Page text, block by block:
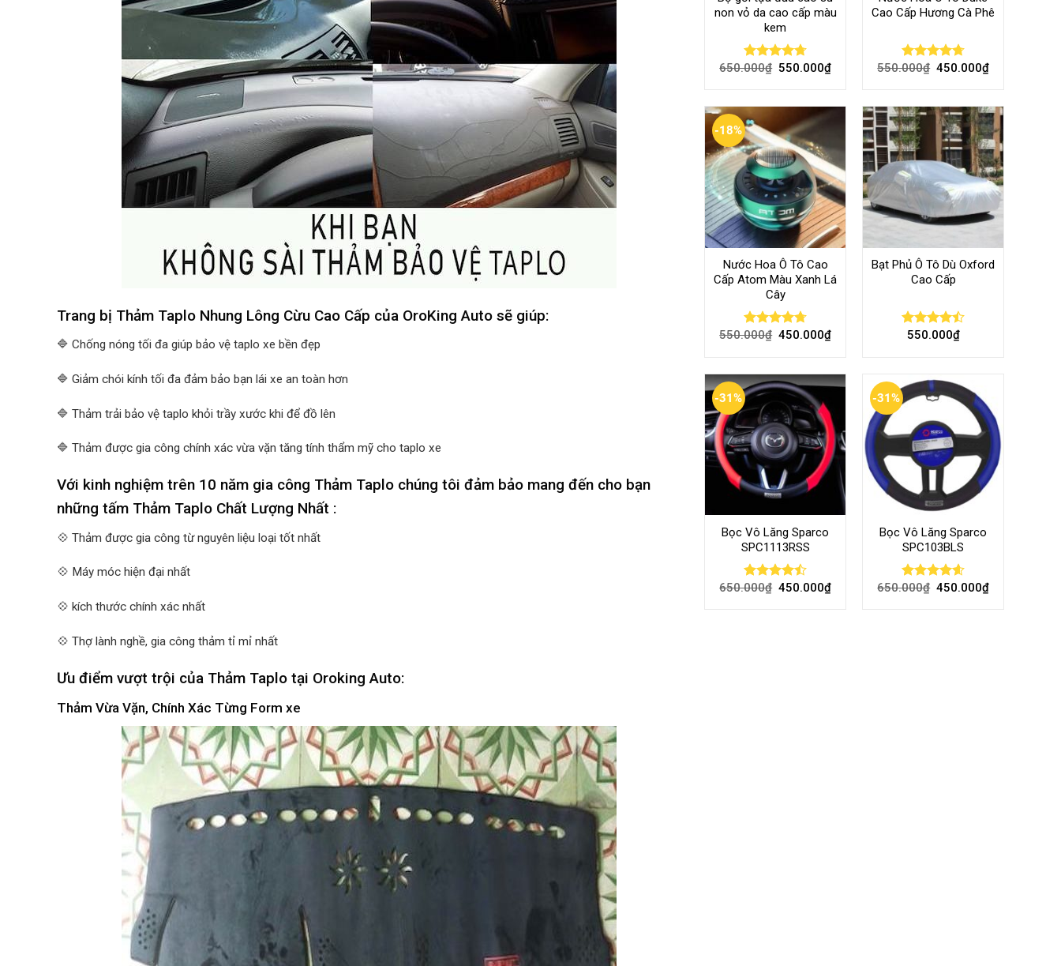
Trang bị Thảm Taplo Nhung Lông Cừu Cao Cấp của OroKing Auto sẽ giúp:
🔷 Chống nóng tối đa giúp bảo vệ taplo xe bền đẹp
🔷 Giảm chói kính tối đa đảm bảo bạn lái xe an toàn hơn
🔷 Thảm trải bảo vệ taplo khỏi trầy xước khi để đồ lên
🔷 Thảm được gia công chính xác vừa vặn tăng tính thẩm mỹ cho taplo xe
Với kinh nghiệm trên 10 năm gia công Thảm Taplo chúng tôi đảm bảo mang đến cho bạn
những tấm Thảm Taplo Chất Lượng Nhất :
💠 Thảm được gia công từ nguyên liệu loại tốt nhất
💠 Máy móc hiện đại nhất
💠 kích thước chính xác nhất
💠 Thợ lành nghề, gia công thảm tỉ mỉ nhất
Ưu điểm vượt trội của Thảm Taplo tại Oroking Auto:
Thảm Vừa Vặn, Chính Xác Từng Form xe
non vỏ da cao cấp màu
kem
Rated4.70
650.000₫ 550.000₫
Cao Cấp Hương Cà Phê
Rated4.70
550.000₫ 450.000₫
-18%
Nước Hoa Ô Tô Cao
Cấp Atom Màu Xanh Lá
Cây
Rated4.70
550.000₫ 450.000₫
Bạt Phủ Ô Tô Dù Oxford
Cao Cấp
Rated
550.000₫
-31%
Bọc Vô Lăng Sparco
SPC1113RSS
Rated
650.000₫ 450.000₫
-31%
Bọc Vô Lăng Sparco
SPC103BLS
Rated4.57
650.000₫ 450.000₫